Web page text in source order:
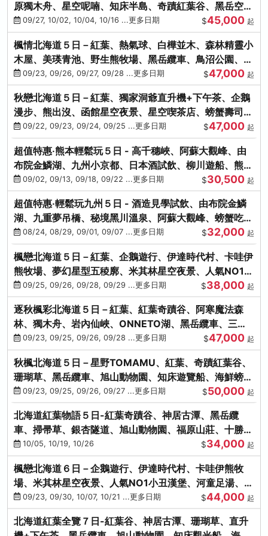
原獨木舟、星空呢喃、知床半島、奇蹟紅葉谷、黑岳空中
纜車、旭山動物園
09/27, 10/02, 10/04, 10/16 ...更多日期 $45,000 起
楓情北海道５日－紅葉、熱氣球、白樺並木、森林精靈小
木屋、美瑛青池、野生熊牧場、黑岳纜車、鳥沼公園、紅
葉奇蹟谷、螃蟹吃到飽
09/23, 09/26, 09/27, 09/28 ...更多日期 $47,000 起
秋戀北海道５日－紅葉、獨家洞爺直升機+下午茶、企鵝
漫步、熊出沒、函館星空夜景、星空喫茶店、螃蟹壽司、
海膽、三大螃蟹放題
09/22, 09/23, 09/24, 09/25 ...更多日期 $47,000 起
超值特惠‧熊本輕鬆玩５日 - 高千穗峽、阿蘇大觀峰、由
布院金鱗湖、九州小京都、日本酒試飲、柳川遊船、熊本
城、熊本AEON
09/02, 09/13, 09/18, 09/22 ...更多日期 $30,500 起
超值特惠‧輕鬆玩九州５日 - 酒造見學試飲、由布院金鱗
湖、九重夢吊橋、秘境黑川溫泉、阿蘇大觀峰、螃蟹吃到
飽08/24, 08/29, 09/01, 09/07 ...更多日期 $32,000 起
楓戀北海道５日－紅葉、企鵝遊行、伊達時代村、卡哇伊
熊牧場、夢幻星型五稜廓、米其林星空夜景、人氣NO1小
丑漢堡、洞爺花火
09/25, 09/26, 09/28, 09/29 ...更多日期 $38,000 起
逐秋楓彩北海道５日－紅葉、紅葉奇蹟谷、阿寒魔法森
林、獨木舟、岩內仙峽、ONNETO湖、黑岳纜車、三國
峠、豐平峽、螃蟹溫泉
09/23, 09/25, 09/26, 09/28 ...更多日期 $47,000 起
秋楓北海道５日－星野TOMAMU、紅葉、奇蹟紅葉谷、
珊瑚草、黑岳纜車、旭山動物園、知床遊覽船、海鮮螃蟹
和牛吃到飽
09/23, 09/25, 09/26, 09/27 ...更多日期 $50,000 起
北海道紅葉物語５日-紅葉奇蹟谷、神居古潭、黑岳纜
車、掃帚草、銀杏隧道、旭山動物園、福原山莊、十勝牧
場、冰的美術館
10/05, 10/19, 10/26 $34,000 起
楓戀北海道６日－企鵝遊行、伊達時代村、卡哇伊熊牧
場、米其林星空夜景、人氣NO1小丑漢堡、河童足湯、奇
幻燈遊步道、洞爺花火
09/23, 09/30, 10/07, 10/21 ...更多日期 $44,000 起
北海道紅葉全覽７日-紅葉谷、神居古潭、珊瑚草、直升